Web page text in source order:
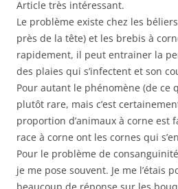
Article très intéressant.
Le problème existe chez les
près de la tête) et les brebis à
rapidement, il peut entrainer la
des plaies qui s’infectent et son
Pour autant le phénomène (de ce
plutôt rare, mais c’est
proportion d’animaux à corne est
race à corne ont les cornes qui
Pour le problème de
je me pose souvent. Je me l’étais